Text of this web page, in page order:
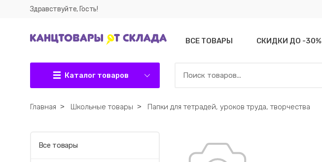
Здравствуйте, Гость!
Каталог товаров
ВСЕ ТОВАРЫ СКИДКИ ДО -30%
Главная ˃ Школьные товары ˃ Папки для тетрадей, уроков труда, творчества
Все товары